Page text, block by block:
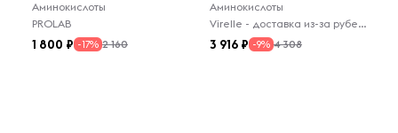
Аминокислоты
PROLAB
1 800 -17% 2 160
Аминокислоты
Virelle - доставка из-за рубежа
3 916 -9% 4 308